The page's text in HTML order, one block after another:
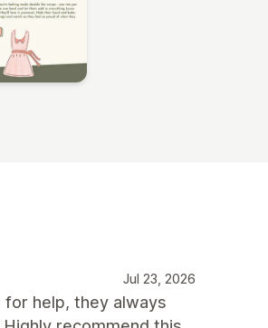
Jul 23, 2026
help, they always